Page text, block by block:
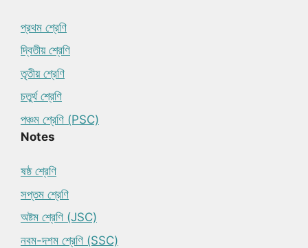
প্রথম শ্রেণি
দ্বিতীয় শ্রেণি
তৃতীয় শ্রেণি
চতুর্থ শ্রেণি
পঞ্চম শ্রেণি (PSC)
Notes
ষষ্ঠ শ্রেণি
সপ্তম শ্রেণি
অষ্টম শ্রেণি (JSC)
নবম-দশম শ্রেণি (SSC)